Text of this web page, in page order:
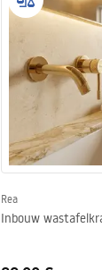
Rea
Inbouw